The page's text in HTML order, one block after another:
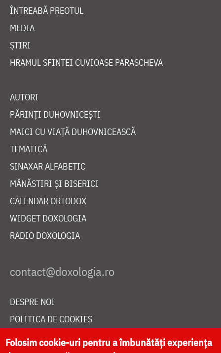
ÎNTREABĂ PREOTUL
MEDIA
ȘTIRI
HRAMUL SFINTEI CUVIOASE PARASCHEVA
AUTORI
PĂRINȚI DUHOVNICEȘTI
MAICI CU VIAȚĂ DUHOVNICEASCĂ
TEMATICĂ
SINAXAR ALFABETIC
MĂNĂSTIRI ȘI BISERICI
CALENDAR ORTODOX
WIDGET DOXOLOGIA
RADIO DOXOLOGIA
DESPRE NOI
POLITICA DE COOKIES
DONEAZĂ ONLINE PENTRU CATEDRALA NAȚIONALĂ
Folosim cookie-uri pentru a îmbunătăți experiența